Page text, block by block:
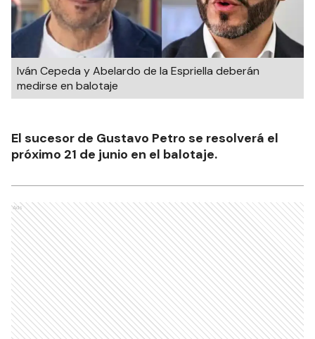
Iván Cepeda y Abelardo de la Espriella deberán
medirse en balotaje
El sucesor de Gustavo Petro se resolverá el
próximo 21 de junio en el balotaje.
Ads